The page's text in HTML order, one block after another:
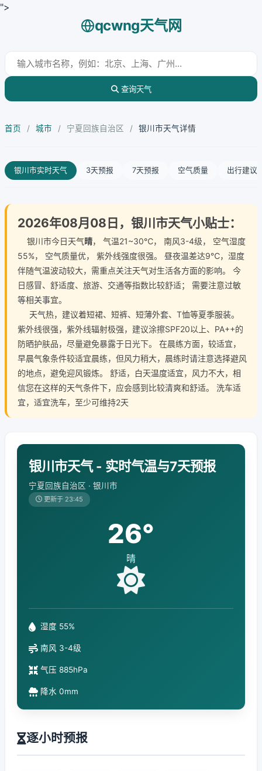
">
qcwng天气网
查询天气
首页 / 城市 / 宁夏回族自治区 / 银川市天气详情
银川市实时天气 3天预报 7天预报 空气质量 出行建议
2026年08月08日，银川市天气小贴士：
银川市今日天气晴， 气温21~30℃， 南风3-4级， 空气湿度
55%， 空气质量优， 紫外线强度很强。 昼夜温差达9℃，湿度
伴随气温波动较大，需重点关注天气对生活各方面的影响。 今
日感冒、舒适度、旅游、交通等指数比较舒适； 需要注意过敏
等相关事宜。
天气热，建议着短裙、短裤、短薄外套、T恤等夏季服装。
紫外线很强，紫外线辐射极强，建议涂擦SPF20以上、PA++的
防晒护肤品，尽量避免暴露于日光下。 在晨练方面，较适宜，
早晨气象条件较适宜晨练，但风力稍大，晨练时请注意选择避风
的地点，避免迎风锻炼。 舒适，白天温度适宜，风力不大，相
信您在这样的天气条件下，应会感到比较清爽和舒适。 洗车适
宜，适宜洗车，至少可维持2天
银川市天气 - 实时气温与7天预报
宁夏回族自治区 · 银川市
更新于 23:45
26°
晴
湿度 55%
南风 3-4级
气压 885hPa
降水 0mm
逐小时预报